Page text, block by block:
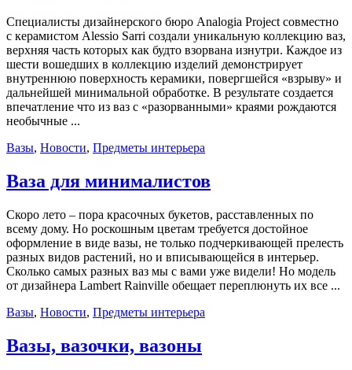
Специалисты дизайнерского бюро Analogia Project совместно
с керамистом Alessio Sarri создали уникальную коллекцию ваз,
верхняя часть которых как будто взорвана изнутри. Каждое из
шести вошедших в коллекцию изделий демонстрирует
внутреннюю поверхность керамики, повергшейся «взрыву» и
дальнейшей минимальной обработке. В результате создается
впечатление что из ваз с «разорванными» краями рождаются
необычные ...
Вазы, Новости, Предметы интерьера
Ваза для минималистов
Скоро лето – пора красочных букетов, расставленных по
всему дому. Но роскошным цветам требуется достойное
оформление в виде вазы, не только подчеркивающей прелесть
разных видов растений, но и вписывающейся в интерьер.
Сколько самых разных ваз мы с вами уже видели! Но модель
от дизайнера Lambert Rainville обещает переплюнуть их все ...
Вазы, Новости, Предметы интерьера
Вазы, вазочки, вазоны